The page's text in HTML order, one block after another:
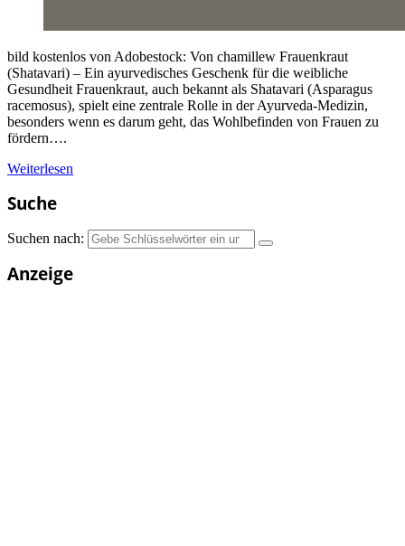
bild kostenlos von Adobestock: Von chamillew Frauenkraut
(Shatavari) – Ein ayurvedisches Geschenk für die weibliche
Gesundheit Frauenkraut, auch bekannt als Shatavari (Asparagus
racemosus), spielt eine zentrale Rolle in der Ayurveda-Medizin,
besonders wenn es darum geht, das Wohlbefinden von Frauen zu
fördern….
Weiterlesen
Suche
Suchen nach:
Anzeige